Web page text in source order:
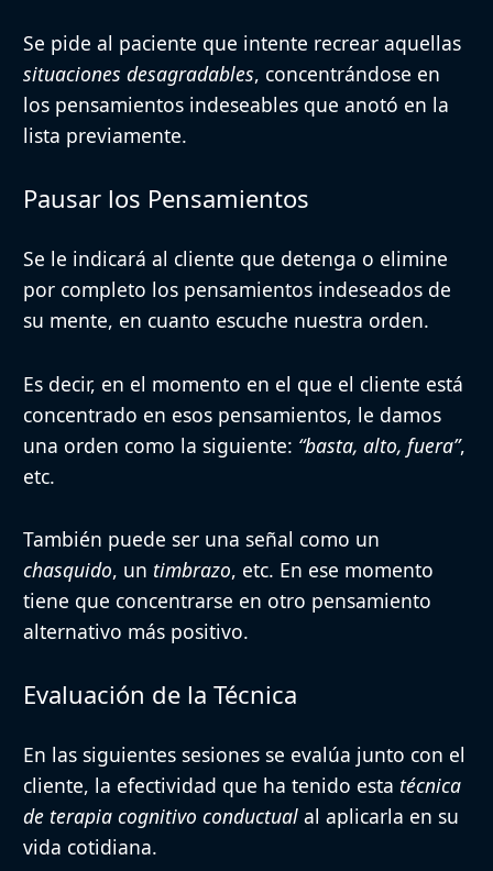
Se pide al paciente que intente recrear aquellas
situaciones desagradables, concentrándose en
los pensamientos indeseables que anotó en la
lista previamente.
Pausar los Pensamientos
Se le indicará al cliente que detenga o elimine
por completo los pensamientos indeseados de
su mente, en cuanto escuche nuestra orden.
Es decir, en el momento en el que el cliente está
concentrado en esos pensamientos, le damos
una orden como la siguiente: “basta, alto, fuera”,
etc.
También puede ser una señal como un
chasquido, un timbrazo, etc. En ese momento
tiene que concentrarse en otro pensamiento
alternativo más positivo.
Evaluación de la Técnica
En las siguientes sesiones se evalúa junto con el
cliente, la efectividad que ha tenido esta técnica
de terapia cognitivo conductual al aplicarla en su
vida cotidiana.